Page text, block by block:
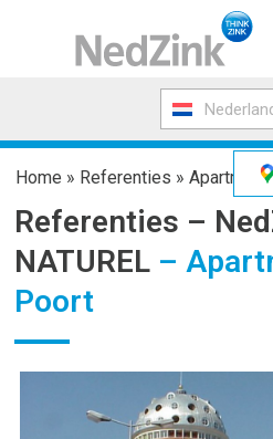
Home » Referenties »
Referenties –
NATUREL –
Poort